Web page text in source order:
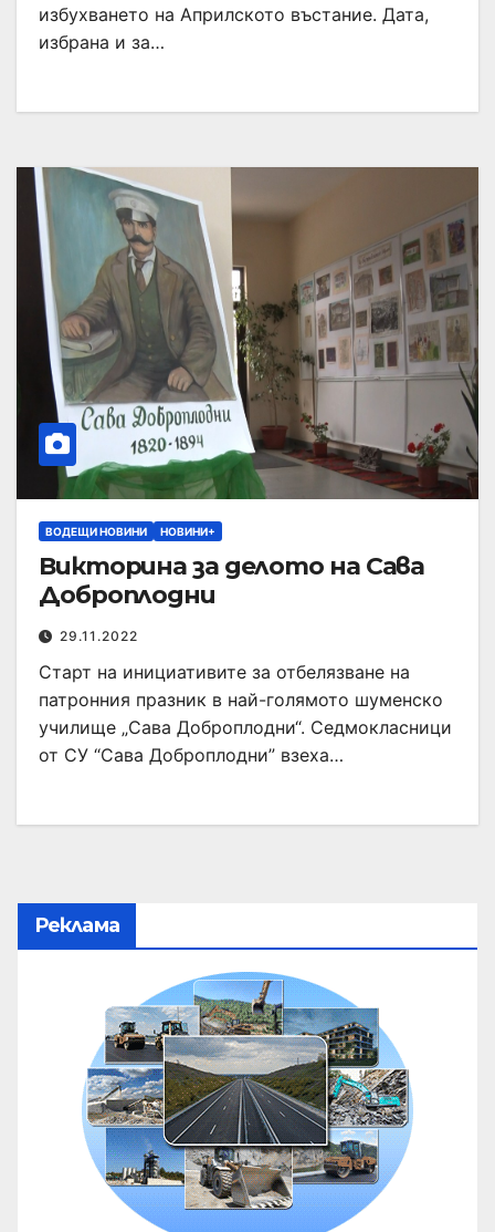
избухването на Априлското въстание. Дата,
избрана и за…
ВОДЕЩИ НОВИНИ НОВИНИ+
Викторина за делото на Сава
Доброплодни
29.11.2022
Старт на инициативите за отбелязване на
патронния празник в най-голямото шуменско
училище „Сава Доброплодни“. Седмокласници
от СУ “Сава Доброплодни” взеха…
Реклама